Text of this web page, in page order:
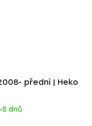
přední | Heko
dnů